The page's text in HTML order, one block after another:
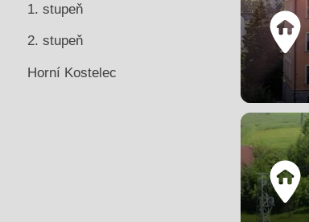
1. stupeň
2. stupeň
Horní Kostelec